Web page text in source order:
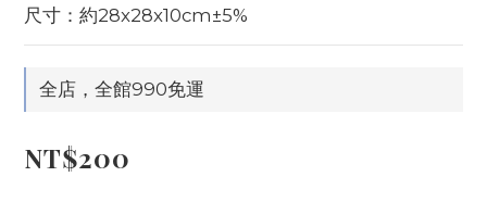
尺寸：約28x28x10cm±5%
全店，全館990免運
NT$200